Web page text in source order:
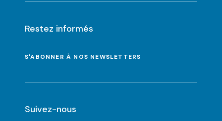
Restez informés
S'ABONNER À NOS NEWSLETTERS
Suivez-nous